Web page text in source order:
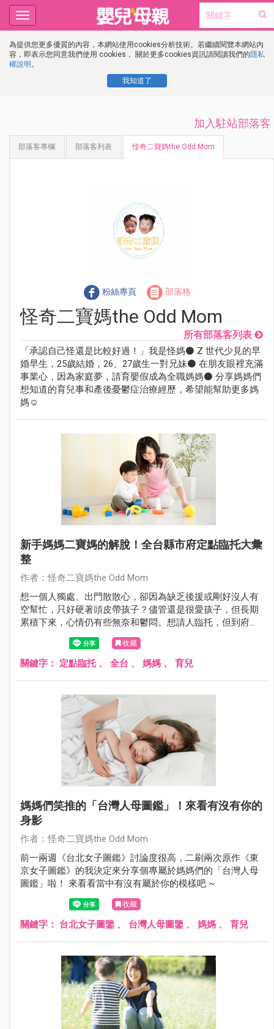
為提供您更多優質的內容，本網站使用cookies分析技術。若繼續閱覽本網站內
容，即表示您同意我們使用 cookies， 關於更多cookies資訊請閱讀我們的隱私
權說明 。
我知道了
Toggle
navigation
加入駐站部落客
部落客專欄 部落客列表 怪奇二寶媽the Odd Mom
粉絲專頁 部落格
怪奇二寶媽the Odd Mom
所有部落客列表
「承認自己怪還是比較好過！」我是怪媽⚫ Z 世代少見的早
婚早生，25歲結婚，26、27歲生一對兄妹⚫ 在朋友眼裡充滿
事業心，因為家庭夢，請育嬰假成為全職媽媽⚫ 分享媽媽們
想知道的育兒事和產後憂鬱症治療經歷，希望能幫助更多媽
媽☺
新手媽媽二寶媽的解脫！全台縣市府定點臨托大彙
整
作者：怪奇二寶媽the Odd Mom
想一個人獨處、出門散散心，卻因為缺乏後援或剛好沒人有
空幫忙，只好硬著頭皮帶孩子？儘管還是很愛孩子，但長期
累積下來，心情仍有些無奈和鬱悶。想請人臨托，但到府保
姆金額偏貴，又較少接臨托服務。給想要自己Me Time的媽
媽們各縣市定點臨托服務大彙整！
收藏
關鍵字： 定點臨托、 全台 、 媽媽 、 育兒
媽媽們笑推的「台灣人母圖鑑」！來看有沒有你的
身影
作者：怪奇二寶媽the Odd Mom
前一兩週《台北女子圖鑑》討論度很高，二刷兩次原作《東
京女子圖鑑》的我決定來分享個專屬於媽媽們的「台灣人母
圖鑑」啦！ 來看看當中有沒有屬於你的模樣吧 ~
收藏
關鍵字： 台北女子圖鑒 、 台灣人母圖鑒 、 媽媽 、 育兒